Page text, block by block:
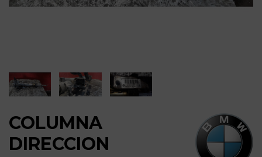
COLUMNA
DIRECCION